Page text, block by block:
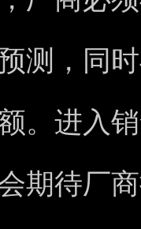
测，同
。进入
期待厂